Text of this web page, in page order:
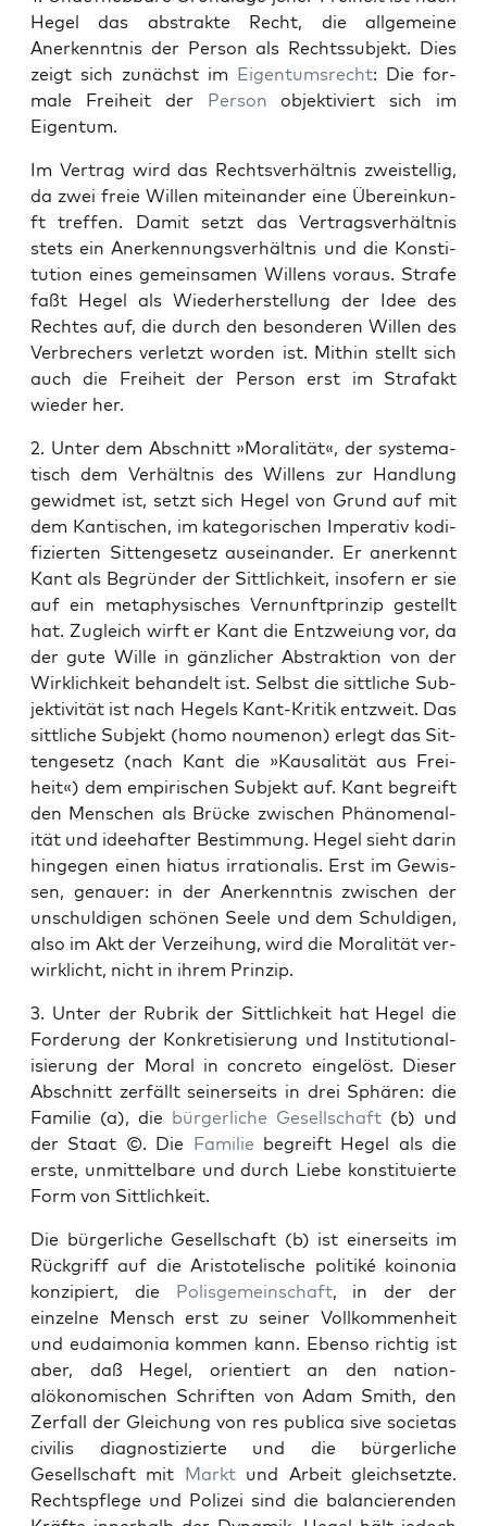
Hegel das abstrak­te Recht, die all­ge­meine
Anerken­nt­nis der Per­son als Rechtssub­jekt. Dies
zeigt sich zunächst im Eigen­tum­srecht: Die for­
male Frei­heit der Per­son objek­tiviert sich im
Eigen­tum.
Im Ver­trag wird das Rechtsver­hält­nis zweis­tel­lig,
da zwei freie Willen miteinan­der eine Übereinkun­
ft tre­f­fen. Damit set­zt das Ver­tragsver­hält­nis
stets ein Anerken­nungsver­hält­nis und die Kon­sti­
tu­tion eines gemein­samen Wil­lens voraus. Strafe
faßt Hegel als Wieder­her­stel­lung der Idee des
Recht­es auf, die durch den beson­deren Willen des
Ver­brech­ers ver­let­zt wor­den ist. Mithin stellt sich
auch die Frei­heit der Per­son erst im Strafakt
wieder her.
2. Unter dem Abschnitt »Moral­ität«, der sys­tem­a­
tisch dem Ver­hält­nis des Wil­lens zur Hand­lung
gewid­met ist, set­zt sich Hegel von Grund auf mit
dem Kan­tis­chen, im kat­e­gorischen Imper­a­tiv kod­i­
fizierten Sit­tenge­setz auseinan­der. Er anerken­nt
Kant als Begrün­der der Sit­tlichkeit, insofern er sie
auf ein meta­ph­ysis­ches Ver­nun­ft­prinzip gestellt
hat. Zugle­ich wirft er Kant die Entzweiung vor, da
der gute Wille in gän­zlich­er Abstrak­tion von der
Wirk­lichkeit behan­delt ist. Selb­st die sit­tliche Sub­
jek­tiv­ität ist nach Hegels Kant-Kri­tik entzweit. Das
sit­tliche Sub­jekt (homo noumenon) erlegt das Sit­
tenge­setz (nach Kant die »Kausal­ität aus Frei­
heit«) dem empirischen Sub­jekt auf. Kant begreift
den Men­schen als Brücke zwis­chen Phänom­e­nal­
ität und idee­hafter Bes­tim­mung. Hegel sieht darin
hinge­gen einen hia­tus irra­tionalis. Erst im Gewis­
sen, genauer: in der Anerken­nt­nis zwis­chen der
unschuldigen schö­nen Seele und dem Schuldigen,
also im Akt der Verzei­hung, wird die Moral­ität ver­
wirk­licht, nicht in ihrem Prinzip.
3. Unter der Rubrik der Sit­tlichkeit hat Hegel die
Forderung der Konkretisierung und Insti­tu­tion­al­
isierung der Moral in con­cre­to ein­gelöst. Dieser
Abschnitt zer­fällt sein­er­seits in drei Sphären: die
Fam­i­lie (a), die bürg­er­liche Gesellschaft (b) und
der Staat ©. Die Fam­i­lie begreift Hegel als die
erste, unmit­tel­bare und durch Liebe kon­sti­tu­ierte
Form von Sit­tlichkeit.
Die bürg­er­liche Gesellschaft (b) ist ein­er­seits im
Rück­griff auf die Aris­totelis­che poli­tiké koinon­ia
konzip­iert, die Polis­ge­mein­schaft, in der der
einzelne Men­sch erst zu sein­er Vol­lkom­men­heit
und eudai­mo­nia kom­men kann. Eben­so richtig ist
aber, daß Hegel, ori­en­tiert an den nation­
alökonomis­chen Schriften von Adam Smith, den
Zer­fall der Gle­ichung von res pub­li­ca sive soci­etas
civilis diag­nos­tizierte und die bürg­er­liche
Gesellschaft mit Marktund Arbeit gle­ich­set­zte.
Recht­spflege und Polizei sind die bal­ancieren­den